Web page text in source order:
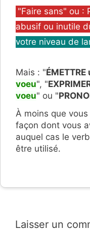
Catégories
"Faire sans" ou :
abusif ou inutile
votre niveau de
Mais : "ÉMETTRE
voeu", "
voeu" ou "
À moins que
façon dont vous
auquel cas le
être utilisé.
Laisser un